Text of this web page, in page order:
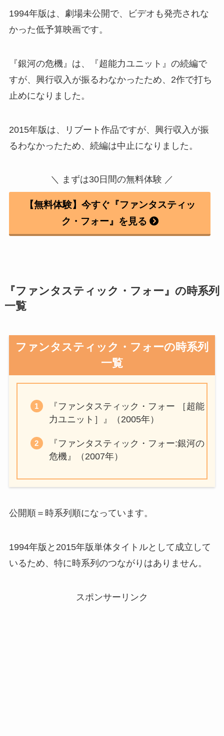
1994年版は、劇場未公開で、ビデオも発売されな
かった低予算映画です。
『銀河の危機』は、『超能力ユニット』の続編で
すが、興行収入が振るわなかったため、2作で打ち
止めになりました。
2015年版は、リブート作品ですが、興行収入が振
るわなかったため、続編は中止になりました。
＼ まずは30日間の無料体験 ／
【無料体験】今すぐ『ファンタスティッ
ク・フォー』を見る
『ファンタスティック・フォー』の時系列
一覧
ファンタスティック・フォーの時系列
一覧
『ファンタスティック・フォー ［超能
力ユニット］』（2005年）
『ファンタスティック・フォー:銀河の
危機』（2007年）
公開順＝時系列順になっています。
1994年版と2015年版単体タイトルとして成立して
いるため、特に時系列のつながりはありません。
スポンサーリンク